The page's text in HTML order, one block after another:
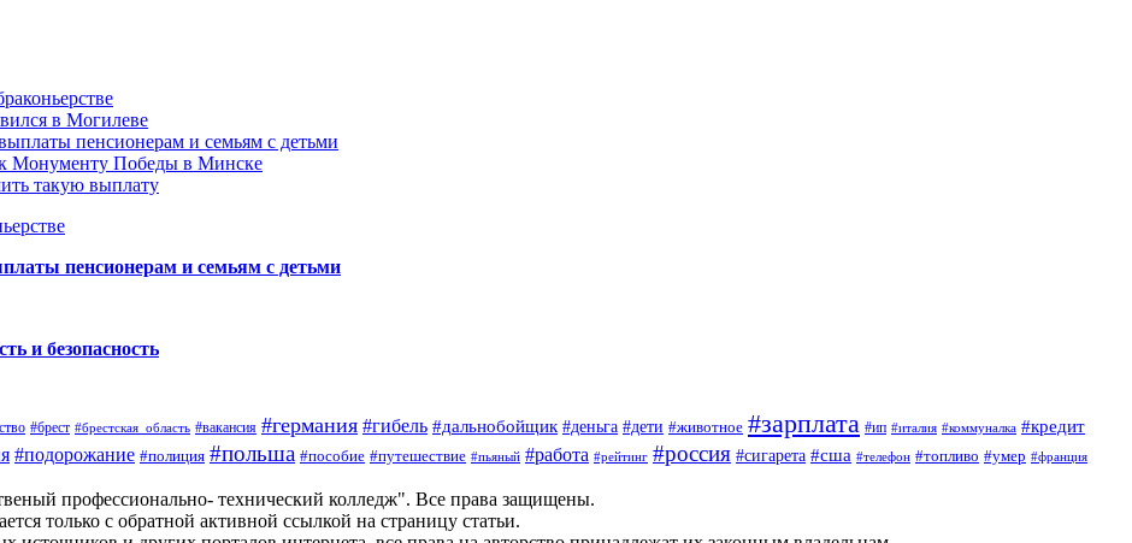
в Могилеве
пенсионерам и семьям с детьми
к Монументу Победы в Минске
такую выплату
пенсионерам и семьям с детьми
и безопасность
#брест #брестская_область #вакансия #германия #гибель #дальнобойщик #деньга #дети #животное #зарплата #ип #италия #коммуналка #кредит
#подорожание #полиция #польша #пособие #путешествие #пьяный #работа #рейтинг #россия #сигарета #сша #телефон #топливо #умер #франция
профессионально- технический колледж". Все права защищены.
только с обратной активной ссылкой на страницу статьи.